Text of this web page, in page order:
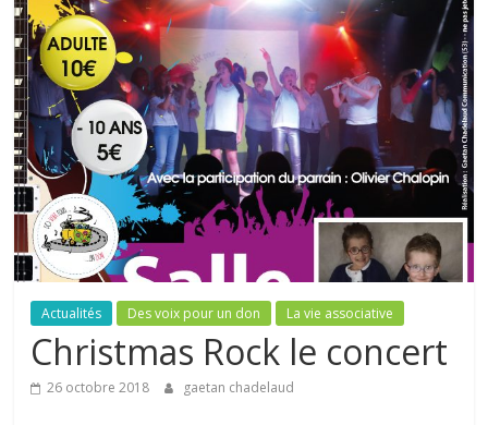
Actualités Des voix pour un don La vie associative
Christmas Rock le concert
26 octobre 2018 gaetan chadelaud